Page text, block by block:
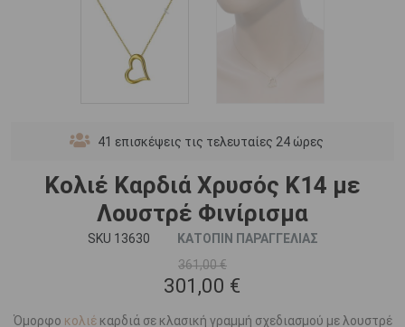
41 επισκέψεις τις τελευταίες 24 ώρες
Κολιέ Καρδιά Χρυσός Κ14 με
Λουστρέ Φινίρισμα
SKU 13630
ΚΑΤΟΠΙΝ ΠΑΡΑΓΓΕΛΙΑΣ
361,00 €
301,00 €
Όμορφο κολιέκαρδιά σε κλασική γραμμή σχεδιασμού με λουστρέ